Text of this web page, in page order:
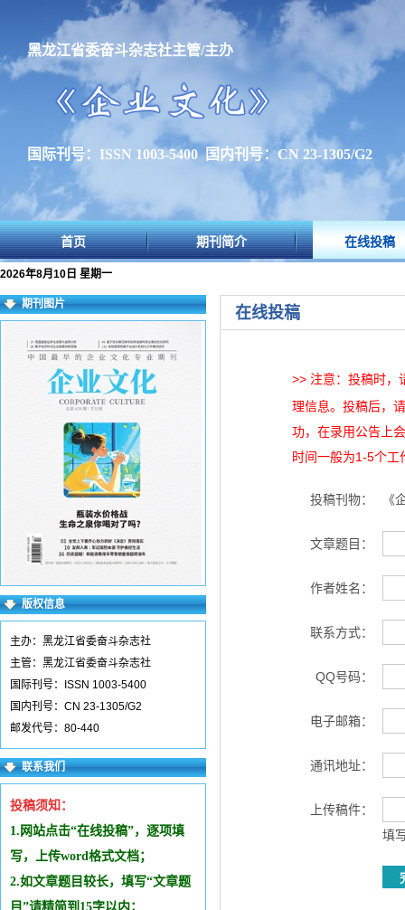
黑龙江省委奋斗杂志社主管/主办
国际刊号：ISSN 1003-5400 国内刊号：CN 23-1305/G2
首页 期刊简介 在线投稿
2026年8月10日 星期一
期刊图片
版权信息
主办：黑龙江省委奋斗杂志社
主管：黑龙江省委奋斗杂志社
国际刊号：ISSN 1003-5400
国内刊号：CN 23-1305/G2
邮发代号：80-440
联系我们
投稿须知：
1.网站点击“在线投稿”，逐项填
写，上传word格式文档；
2.如文章题目较长，填写“文章题
目”请精简到15字以内；
在线投稿
>> 注意：投稿时，
理信息。投稿后，
功，在录用公告上
时间一般为1-5个工
投稿刊物： 《
文章题目：
作者姓名：
联系方式：
QQ号码：
电子邮箱：
通讯地址：
上传稿件：
填